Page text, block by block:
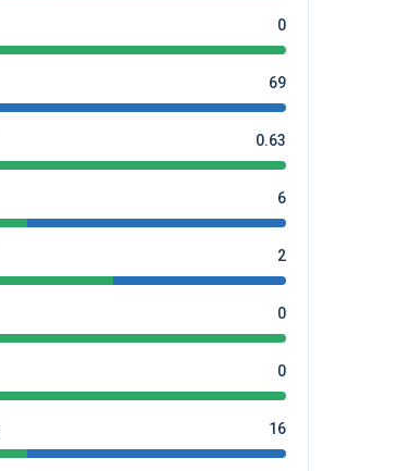
0
69
0.63
6
2
0
0
16